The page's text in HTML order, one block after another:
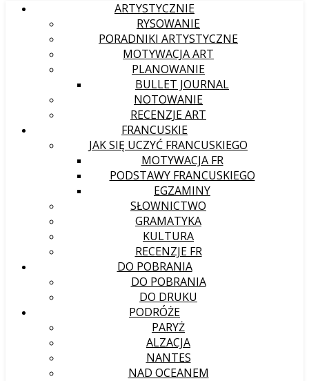
ARTYSTYCZNIE
RYSOWANIE
PORADNIKI ARTYSTYCZNE
MOTYWACJA ART
PLANOWANIE
BULLET JOURNAL
NOTOWANIE
RECENZJE ART
FRANCUSKIE
JAK SIĘ UCZYĆ FRANCUSKIEGO
MOTYWACJA FR
PODSTAWY FRANCUSKIEGO
EGZAMINY
SŁOWNICTWO
GRAMATYKA
KULTURA
RECENZJE FR
DO POBRANIA
DO POBRANIA
DO DRUKU
PODRÓŻE
PARYŻ
ALZACJA
NANTES
NAD OCEANEM